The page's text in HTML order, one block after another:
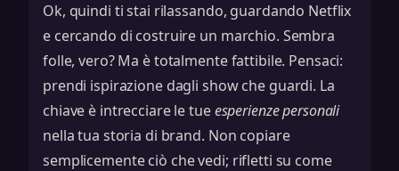
Ok, quindi ti stai rilassando, guardando Netflix
e cercando di costruire un marchio. Sembra
folle, vero? Ma è totalmente fattibile. Pensaci:
prendi ispirazione dagli show che guardi. La
chiave è intrecciare le tueesperienze personali
nella tua storia di brand. Non copiare
semplicemente ciò che vedi; rifletti su come